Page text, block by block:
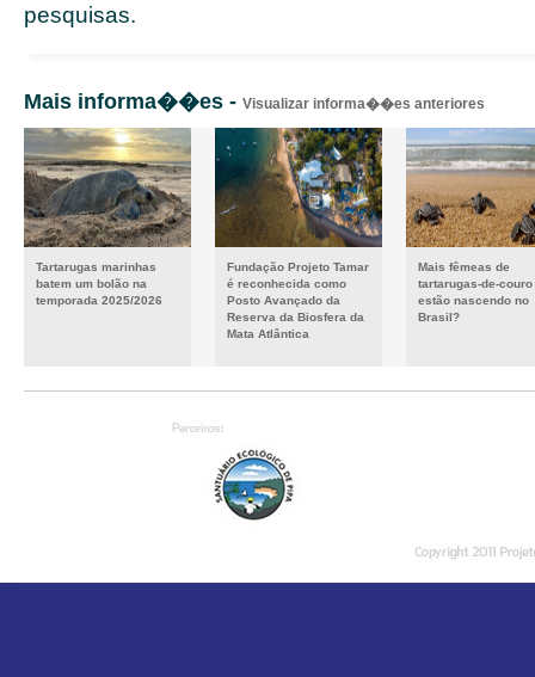
pesquisas.
Mais informa��es - Visualizar informa��es anteriores
Tartarugas marinhas
batem um bolão na
temporada 2025/2026
Fundação Projeto Tamar
é reconhecida como
Posto Avançado da
Reserva da Biosfera da
Mata Atlântica
Mais fêmeas de
tartarugas-de-couro
estão nascendo no
Brasil?